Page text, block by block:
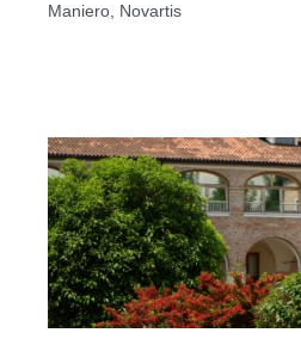
Maniero, Novartis